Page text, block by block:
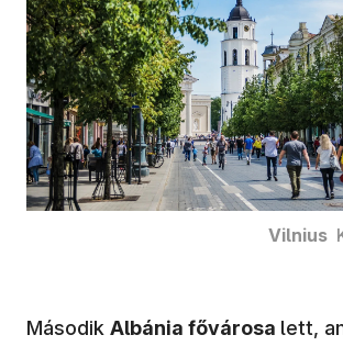
Vilnius
Második Albánia fővárosa lett,